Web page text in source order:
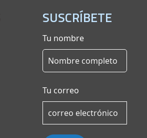
SUSCRÍBETE
Tu nombre
Tu correo